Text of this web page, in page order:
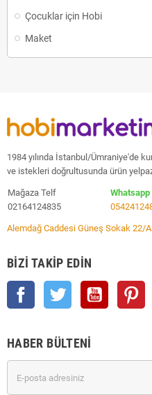
Çocuklar için Hobi
Maket
1984 yılında İstanbul/Ümraniye'de
ve istekleri doğrultusunda ürün
Mağaza Telf
02164124835
Whatsapp
Alemdağ Caddesi Güneş Sokak 22/
BIZI TAKIP EDIN
Facebook Twitter YouTube
HABER BÜLTENI